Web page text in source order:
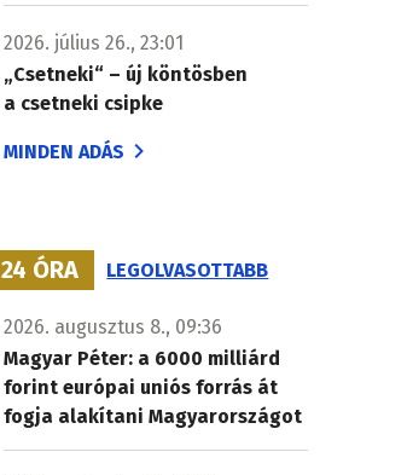
2026. július 26., 23:01
„Csetneki“ – új köntösben
a csetneki csipke
MINDEN ADÁS
24 ÓRA LEGOLVASOTTABB
2026. augusztus 8., 09:36
Magyar Péter: a 6000 milliárd
forint európai uniós forrás át
fogja alakítani Magyarországot